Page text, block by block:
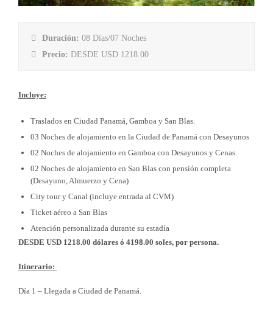
Duración: 08 Días/07 Noches
Precio: DESDE USD 1218.00
Incluye:
Traslados en Ciudad Panamá, Gamboa y San Blas.
03 Noches de alojamiento en la Ciudad de Panamá con Desayunos
02 Noches de alojamiento en Gamboa con Desayunos y Cenas.
02 Noches de alojamiento en San Blas con pensión completa
(Desayuno, Almuerzo y Cena)
City tour y Canal (incluye entrada al CVM)
Ticket aéreo a San Blas
Atención personalizada durante su estadía
DESDE USD 1218.00 dólares ó 4198.00 soles, por persona.
Itinerario:
Día 1 – Llegada a Ciudad de Panamá.